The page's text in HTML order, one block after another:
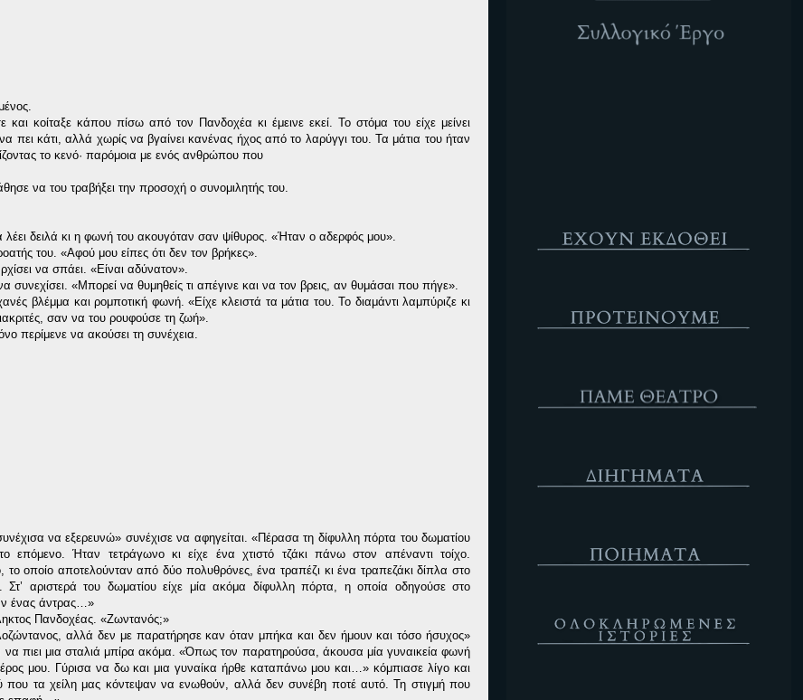
και κοίταξε κάπου πίσω από τον Πανδοχέα κι έμεινε εκεί. Το στόμα του είχε μείνει
πει κάτι, αλλά χωρίς να βγαίνει κανένας ήχος από το λαρύγγι του. Τα μάτια του ήταν
το κενό· παρόμοια με ενός ανθρώπου που
να του τραβήξει την προσοχή ο συνομιλητής του.
δειλά κι η φωνή του ακουγόταν σαν ψίθυρος. «Ήταν ο αδερφός μου».
του. «Αφού μου είπες ότι δεν τον βρήκες».
να σπάει. «Είναι αδύνατον».
συνεχίσει. «Μπορεί να θυμηθείς τι απέγινε και να τον βρεις, αν θυμάσαι που πήγε».
βλέμμα και ρομποτική φωνή. «Είχε κλειστά τα μάτια του. Το διαμάντι λαμπύριζε κι
σαν να του ρουφούσε τη ζωή».
περίμενε να ακούσει τη συνέχεια.
να εξερευνώ» συνέχισε να αφηγείται. «Πέρασα τη δίφυλλη πόρτα του δωματίου
επόμενο. Ήταν τετράγωνο κι είχε ένα χτιστό τζάκι πάνω στον απέναντι τοίχο.
το οποίο αποτελούνταν από δύο πολυθρόνες, ένα τραπέζι κι ένα τραπεζάκι δίπλα στο
αριστερά του δωματίου είχε μία ακόμα δίφυλλη πόρτα, η οποία οδηγούσε στο
ένας άντρας…»
Πανδοχέας. «Ζωντανός;»
αλλά δεν με παρατήρησε καν όταν μπήκα και δεν ήμουν και τόσο ήσυχος»
να πιει μια σταλιά μπίρα ακόμα. «Όπως τον παρατηρούσα, άκουσα μία γυναικεία φωνή
μου. Γύρισα να δω και μια γυναίκα ήρθε καταπάνω μου και…» κόμπιασε λίγο και
που τα χείλη μας κόντεψαν να ενωθούν, αλλά δεν συνέβη ποτέ αυτό. Τη στιγμή που